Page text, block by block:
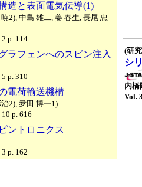
造と表面電気伝導(1)
2), 中島 雄二, 姜 春生, 長尾 忠
p. 114
ラフェンへのスピン注入
p. 310
電荷輸送機構
2), 夛田 博一1)
p. 616
ントロニクス
p. 162
(研
シ
内橋
Vol.